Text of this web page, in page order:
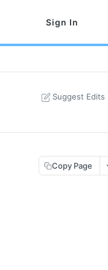
Sign In
Suggest Edits
Copy Page